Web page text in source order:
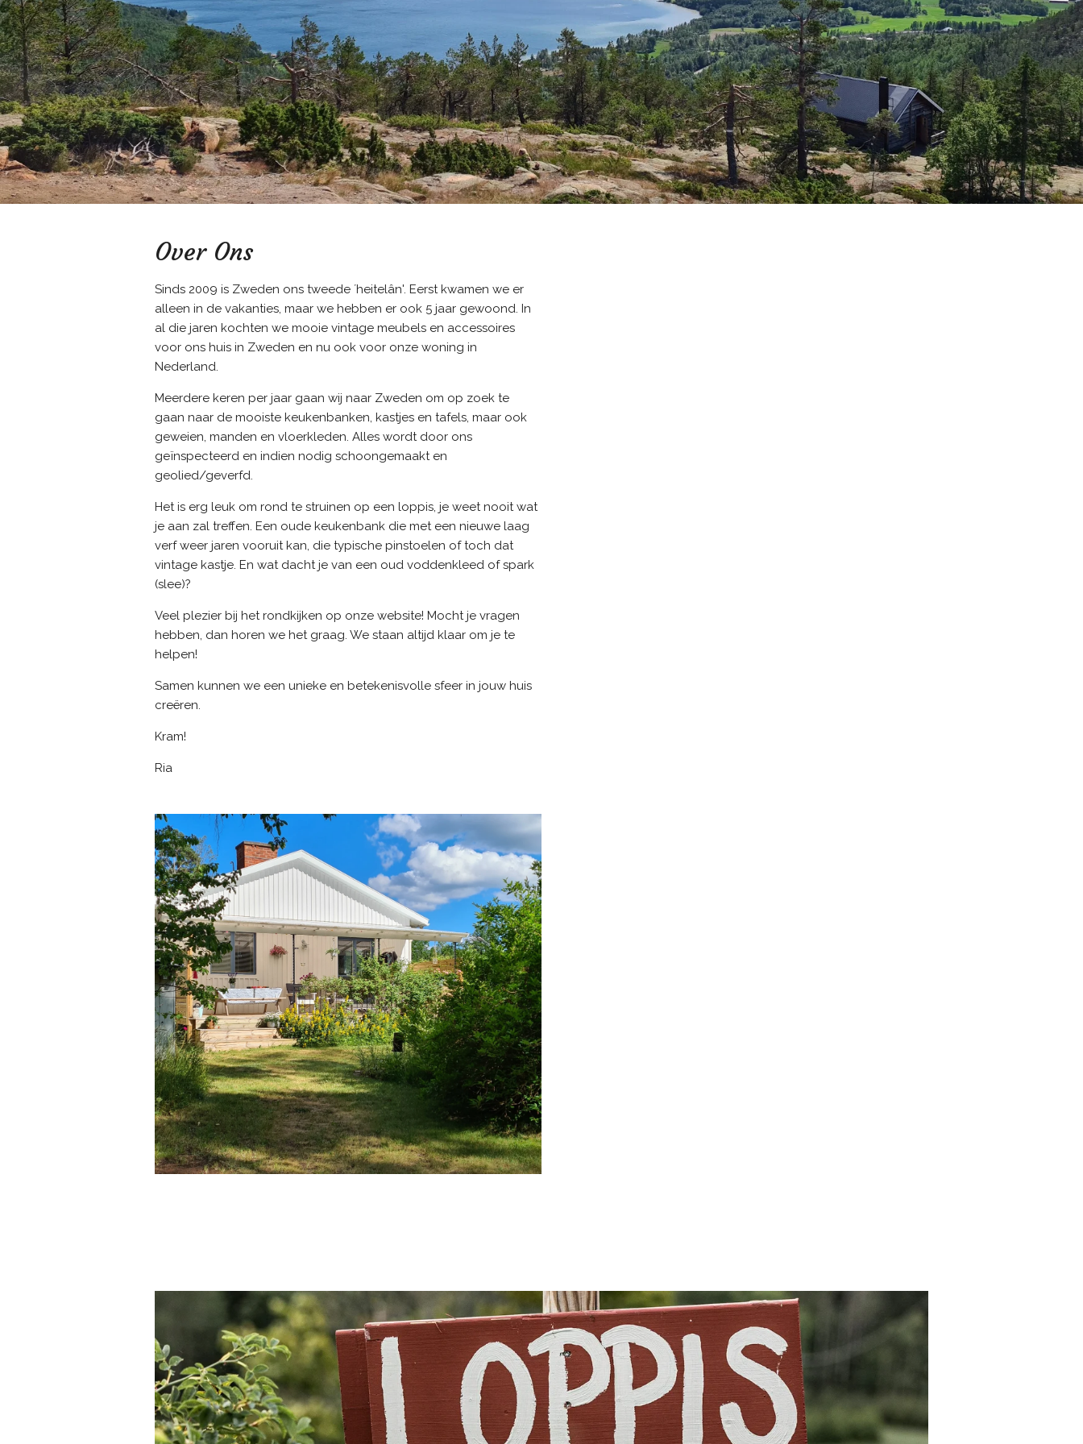
Over Ons
Sinds 2009 is Zweden ons tweede ´heitelân'. Eerst kwamen we er
alleen in de vakanties, maar we hebben er ook 5 jaar gewoond. In
al die jaren kochten we mooie vintage meubels en accessoires
voor ons huis in Zweden en nu ook voor onze woning in
Nederland.
Meerdere keren per jaar gaan wij naar Zweden om op zoek te
gaan naar de mooiste keukenbanken, kastjes en tafels, maar ook
geweien, manden en vloerkleden. Alles wordt door ons
geïnspecteerd en indien nodig schoongemaakt en
geolied/geverfd.
Het is erg leuk om rond te struinen op een loppis, je weet nooit wat
je aan zal treffen. Een oude keukenbank die met een nieuwe laag
verf weer jaren vooruit kan, die typische pinstoelen of toch dat
vintage kastje. En wat dacht je van een oud voddenkleed of spark
(slee)?
Veel plezier bij het rondkijken op onze website! Mocht je vragen
hebben, dan horen we het graag. We staan altijd klaar om je te
helpen!
Samen kunnen we een unieke en betekenisvolle sfeer in jouw huis
creëren.
Kram!
Ria